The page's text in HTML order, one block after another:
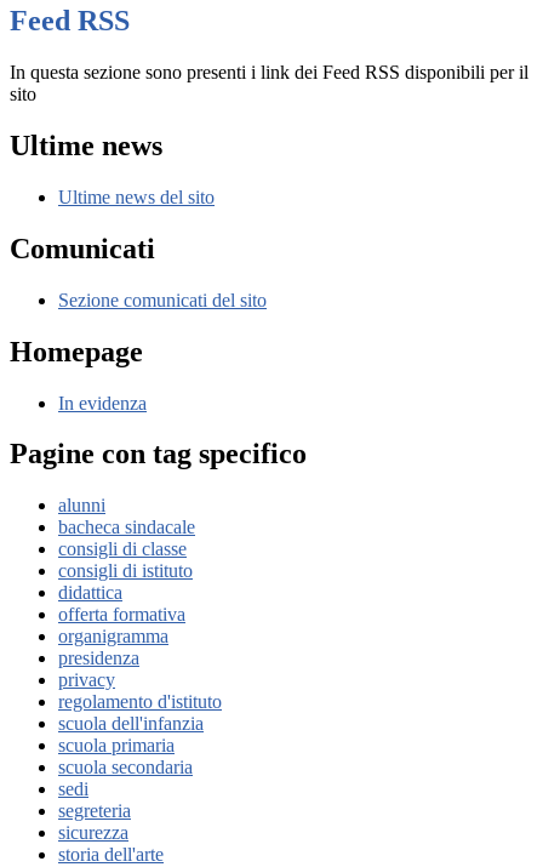
Feed RSS
In questa sezione sono presenti i link dei Feed RSS disponibili per il
sito
Ultime news
Ultime news del sito
Comunicati
Sezione comunicati del sito
Homepage
In evidenza
Pagine con tag specifico
alunni
bacheca sindacale
consigli di classe
consigli di istituto
didattica
offerta formativa
organigramma
presidenza
privacy
regolamento d'istituto
scuola dell'infanzia
scuola primaria
scuola secondaria
sedi
segreteria
sicurezza
storia dell'arte